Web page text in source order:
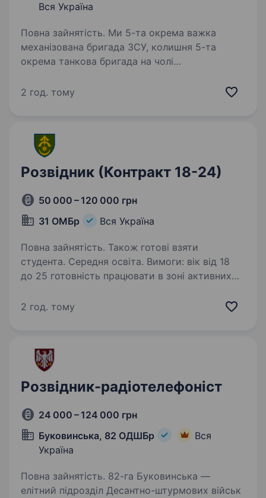
Вся Україна
Повна зайнятість. Ми 5-та окрема важка
механізована бригада ЗСУ, колишня 5-та
окрема танкова бригада на чолі
в битві за Бахмут, коли його підрозділ
2 год. тому
Розвідник (Контракт 18-24)
50 000 – 120 000 грн
31 ОМБр
Вся Україна
Повна зайнятість. Також готові взяти
студента. Середня освіта. Вимоги: вік від 18
до 25 готовність працювати в зоні активних
служби за станом здоровʼя і морально
2 год. тому
Розвідник-радіотелефоніст
24 000 – 124 000 грн
Буковинська, 82 ОДШБр
Вся
Україна
Повна зайнятість. 82-га Буковинська —
елітний підрозділ Десантно-штурмових військ